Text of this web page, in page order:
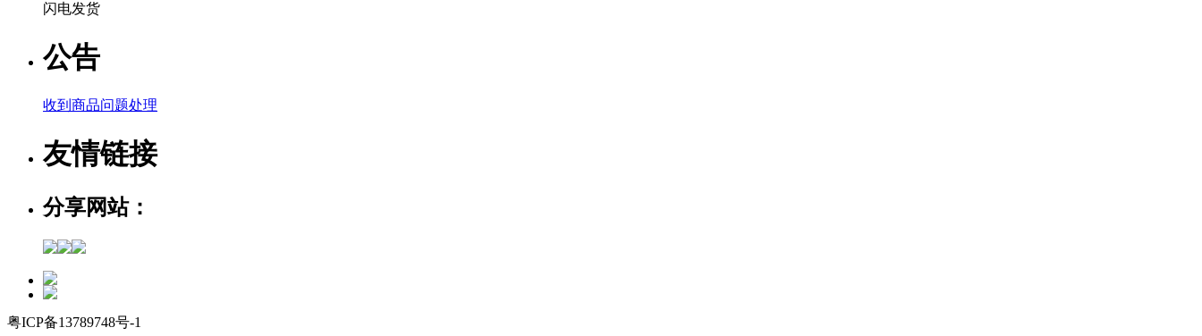
闪电发货
公告
收到商品问题处理
友情链接
分享网站：
粤ICP备13789748号-1